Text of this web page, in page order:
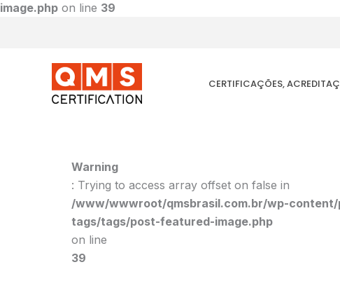
image.php on line 39
CERTIFICAÇÕES,
Warning
: Trying to access array offset on false in
/www/wwwroot/qmsbrasil.com.br/wp-
tags/tags/post-featured-image.php
on line
39